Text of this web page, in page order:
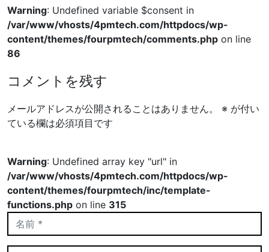
Warning: Undefined variable $consent in
/var/www/vhosts/4pmtech.com/httpdocs/wp-
content/themes/fourpmtech/comments.php on line
86
コメントを残す
メールアドレスが公開されることはありません。 ※ が付い
ている欄は必須項目です
Warning: Undefined array key "url" in
/var/www/vhosts/4pmtech.com/httpdocs/wp-
content/themes/fourpmtech/inc/template-
functions.php on line 315